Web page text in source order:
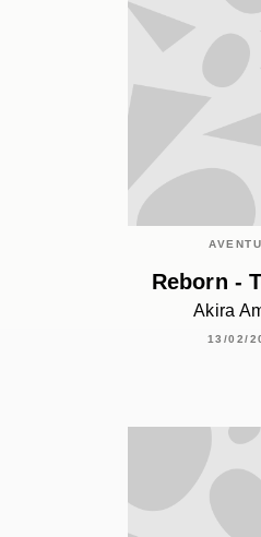
Reborn -
Akira
13/02/